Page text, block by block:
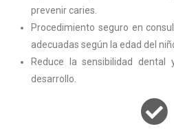
prevenir caries.
Procedimiento seguro en
adecuadas según la edad del
Reduce la sensibilidad
desarrollo.